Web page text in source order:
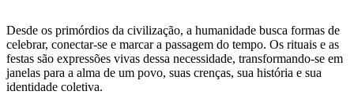
Desde os primórdios da civilização, a humanidade busca formas de
celebrar, conectar-se e marcar a passagem do tempo. Os rituais e as
festas são expressões vivas dessa necessidade, transformando-se em
janelas para a alma de um povo, suas crenças, sua história e sua
identidade coletiva.